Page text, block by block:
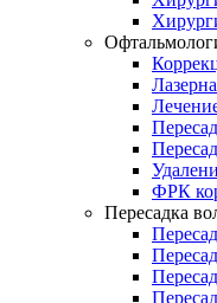
ФРК
Пересадка